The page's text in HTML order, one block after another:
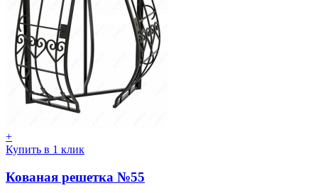
+
Купить в 1 клик
Кованая решетка №55